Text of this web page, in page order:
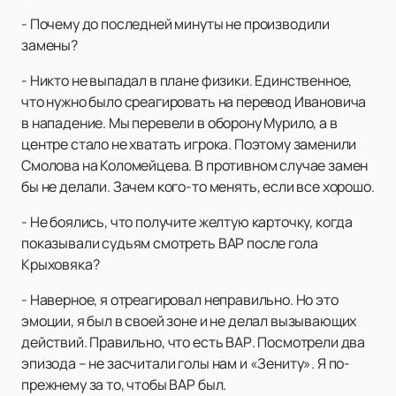
- Почему до последней минуты не производили
замены?
- Никто не выпадал в плане физики. Единственное,
что нужно было среагировать на перевод Ивановича
в нападение. Мы перевели в оборону Мурило, а в
центре стало не хватать игрока. Поэтому заменили
Смолова на Коломейцева. В противном случае замен
бы не делали. Зачем кого-то менять, если все хорошо.
- Не боялись, что получите желтую карточку, когда
показывали судьям смотреть ВАР после гола
Крыховяка?
- Наверное, я отреагировал неправильно. Но это
эмоции, я был в своей зоне и не делал вызывающих
действий. Правильно, что есть ВАР. Посмотрели два
эпизода – не засчитали голы нам и «Зениту». Я по-
прежнему за то, чтобы ВАР был.